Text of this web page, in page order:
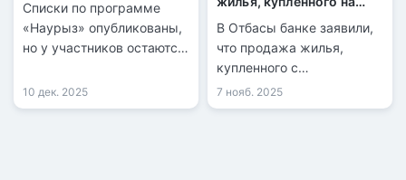
Списки по программе
«Наурыз» опубликованы,
но у участников остаются
10 дек. 2025
пенсионные средства
В Отбасы банке заявили,
что продажа жилья,
купленного с
использованием ЕПВ, не
будет ограничиваться.
7 нояб. 2025